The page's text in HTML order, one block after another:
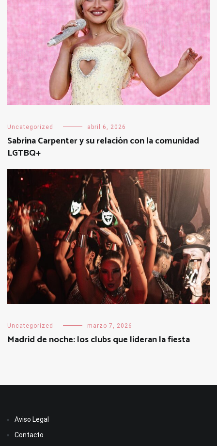
Uncategorized abril 6, 2026
Sabrina Carpenter y su relación con la comunidad
LGTBQ+
Uncategorized marzo 7, 2026
Madrid de noche: los clubs que lideran la fiesta
Aviso Legal
Contacto